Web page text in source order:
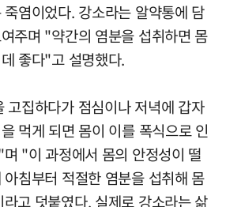
염이었다. 강소라는 알약통에 담
주며 "약간의 염분을 섭취하면 몸
좋다"고 설명했다.
고집하다가 점심이나 저녁에 갑자
먹게 되면 몸이 이를 폭식으로 인
"이 과정에서 몸의 안정성이 떨
침부터 적절한 염분을 섭취해 몸
고 덧붙였다. 실제로 강소라는 삶